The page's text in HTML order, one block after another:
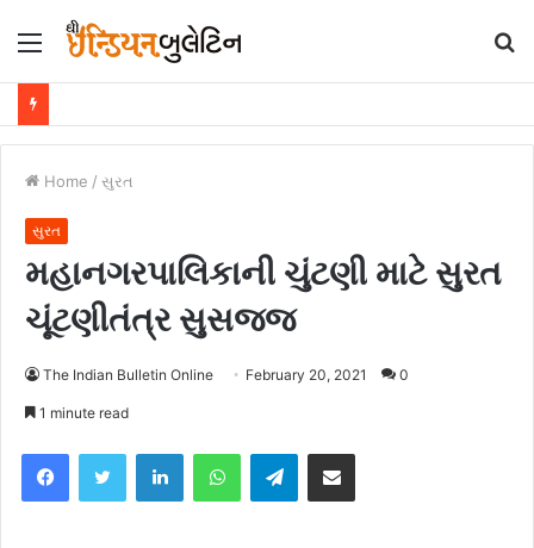
Menu
Home / સુરત
સુરત
મહાનગરપાલિકાની ચુંટણી માટે સુરત
ચૂંટણીતંત્ર સુસજ્જ
The Indian Bulletin Online February 20, 2021 0
1 minute read
Telegram